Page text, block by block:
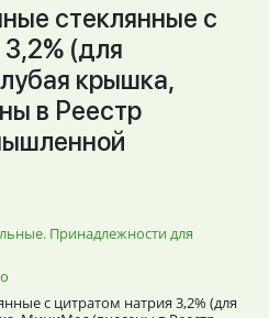
стеклянные с
(для
крышка,
в Реестр
Принадлежности для
с цитратом натрия 3,2% (для